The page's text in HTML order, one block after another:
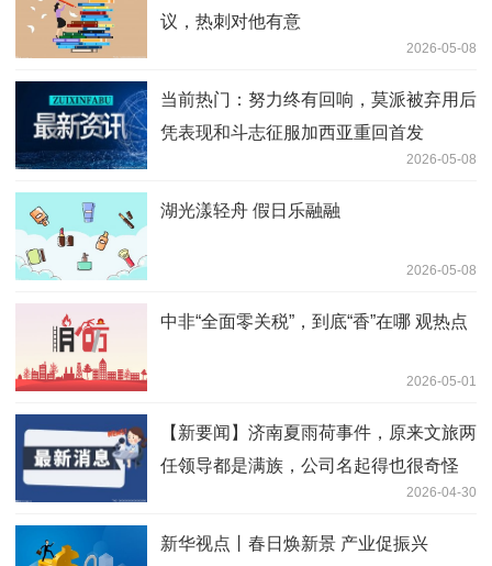
议，热刺对他有意
2026-05-08
当前热门：努力终有回响，莫派被弃用后
凭表现和斗志征服加西亚重回首发
2026-05-08
湖光漾轻舟 假日乐融融
2026-05-08
中非“全面零关税”，到底“香”在哪 观热点
2026-05-01
【新要闻】济南夏雨荷事件，原来文旅两
任领导都是满族，公司名起得也很奇怪
2026-04-30
新华视点丨春日焕新景 产业促振兴